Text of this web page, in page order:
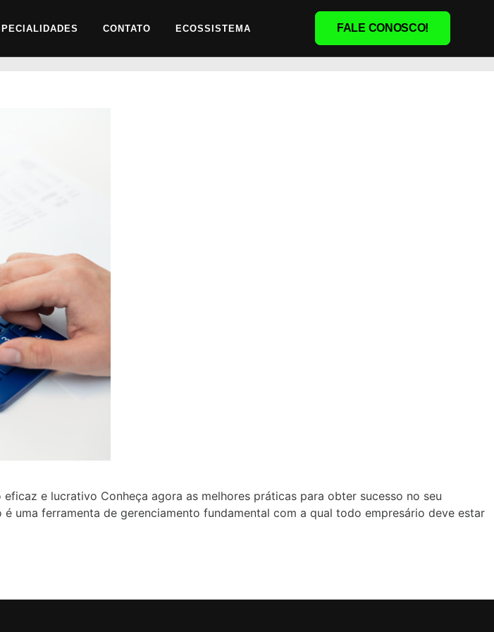
CONTATO ECOSSISTEMA FALE CONOSCO!
e lucrativo Conheça agora as melhores práticas para obter sucesso no seu
uma ferramenta de gerenciamento fundamental com a qual todo empresário deve estar